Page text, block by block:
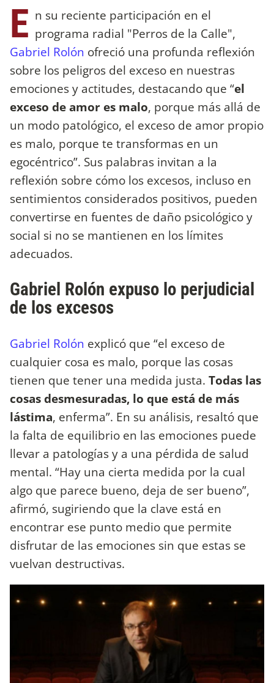
E n su reciente participación en el
programa radial "Perros de la Calle",
Gabriel Rolón ofreció una profunda reflexión
sobre los peligros del exceso en nuestras
emociones y actitudes, destacando que “el
exceso de amor es malo, porque más allá de
un modo patológico, el exceso de amor propio
es malo, porque te transformas en un
egocéntrico”. Sus palabras invitan a la
reflexión sobre cómo los excesos, incluso en
sentimientos considerados positivos, pueden
convertirse en fuentes de daño psicológico y
social si no se mantienen en los límites
adecuados.
Gabriel Rolón expuso lo perjudicial
de los excesos
Gabriel Rolón explicó que “el exceso de
cualquier cosa es malo, porque las cosas
tienen que tener una medida justa. Todas las
cosas desmesuradas, lo que está de más
lástima, enferma”. En su análisis, resaltó que
la falta de equilibrio en las emociones puede
llevar a patologías y a una pérdida de salud
mental. “Hay una cierta medida por la cual
algo que parece bueno, deja de ser bueno”,
afirmó, sugiriendo que la clave está en
encontrar ese punto medio que permite
disfrutar de las emociones sin que estas se
vuelvan destructivas.